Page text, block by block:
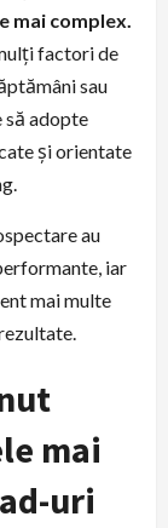
mai complex.
factori de
sau
să adopte
și orientate
au
iar
mai multe
mai
uri